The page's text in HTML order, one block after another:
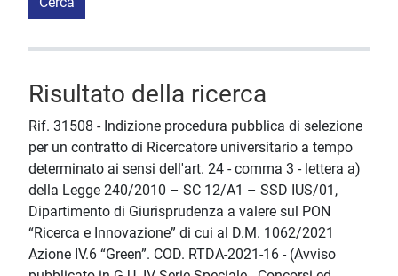
Risultato della ricerca
Rif. 31508 - Indizione procedura pubblica di selezione
per un contratto di Ricercatore universitario a tempo
determinato ai sensi dell'art. 24 - comma 3 - lettera a)
della Legge 240/2010 – SC 12/A1 – SSD IUS/01,
Dipartimento di Giurisprudenza a valere sul PON
“Ricerca e Innovazione” di cui al D.M. 1062/2021
Azione IV.6 “Green”. COD. RTDA-2021-16 - (Avviso